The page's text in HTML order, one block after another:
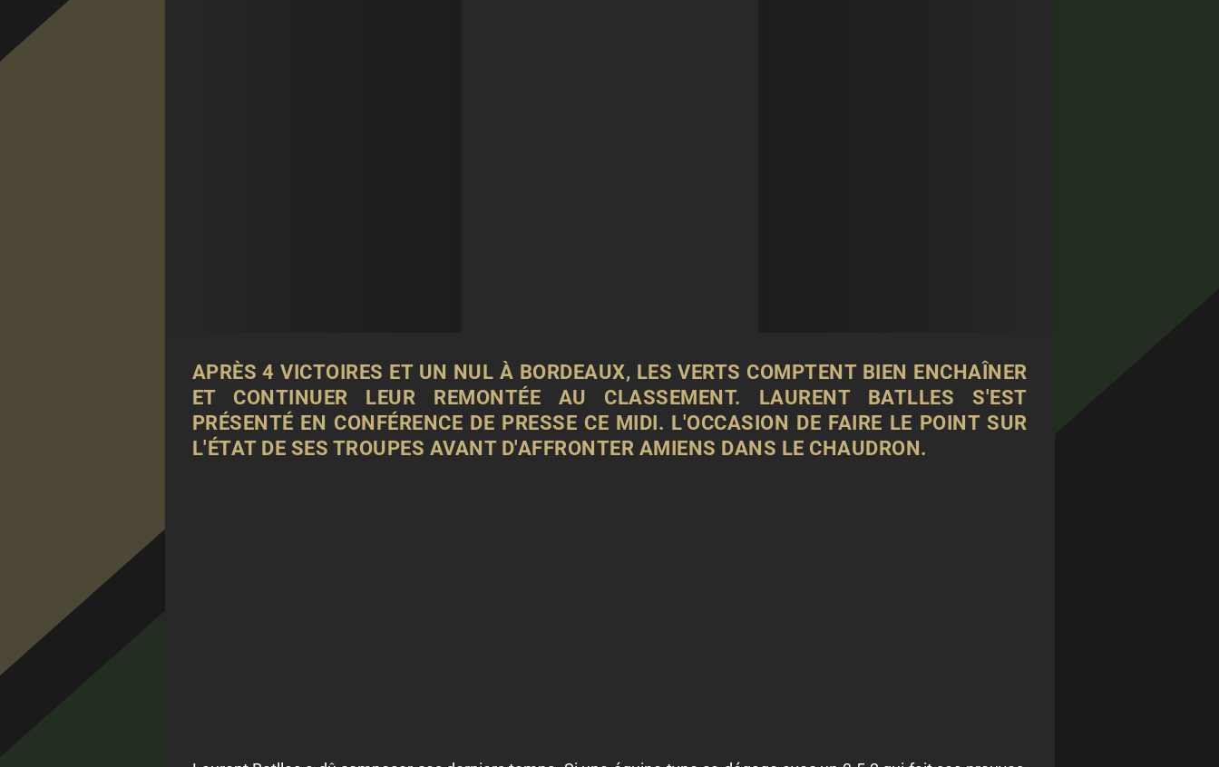
APRÈS 4 VICTOIRES ET UN NUL À BORDEAUX, LES VERTS COMPTENT BIEN ENCHAÎNER
ET CONTINUER LEUR REMONTÉE AU CLASSEMENT. LAURENT BATLLES S'EST
PRÉSENTÉ EN CONFÉRENCE DE PRESSE CE MIDI. L'OCCASION DE FAIRE LE POINT SUR
L'ÉTAT DE SES TROUPES AVANT D'AFFRONTER AMIENS DANS LE CHAUDRON.